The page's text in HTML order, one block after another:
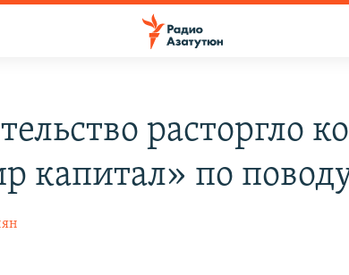
расторгло
капитал» по